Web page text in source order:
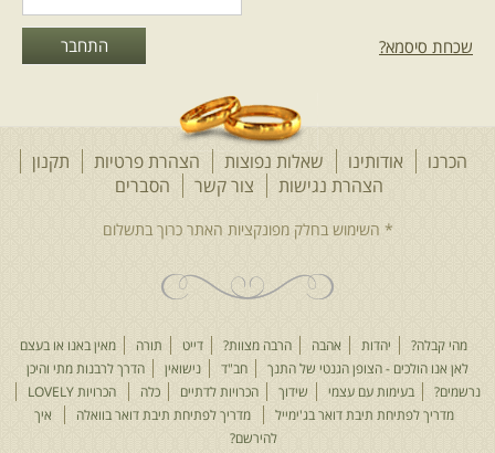
שכחת סיסמא?
הכרנו אודותינו שאלות נפוצות הצהרת פרטיות
תקנון
הצהרת נגישות
צור קשר הסברים
מהי קבלה? יהדות אהבה הרבה מצוות? דייט תורה
מאין באנו או בעצם
לאן אנו הולכים - הצופן הגנטי של התנך
חב"ד נישואין
הדרך לרבנות מתי והיכן
נרשמים?
בעימות עם עצמי שידוך הכרויות לדתיים כלה
הכרויות LOVELY
מדריך לפתיחת תיבת דואר בג'ימייל
מדריך לפתיחת תיבת דואר בוואלה
איך
להירשם?